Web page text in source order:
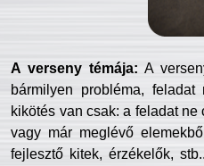
A verseny témája: A
bármilyen probléma, feladat
kikötés van csak: a feladat
vagy már meglévő
fejlesztő kitek, érzékelők,